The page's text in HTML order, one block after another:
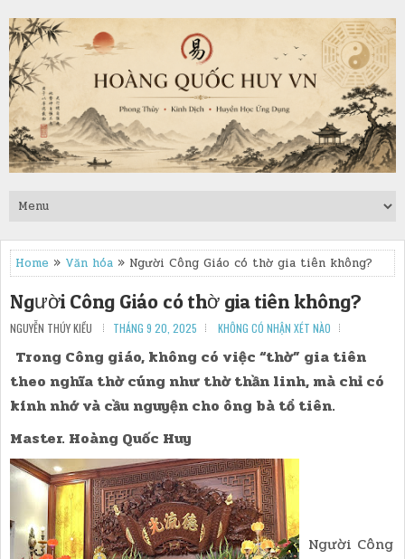
Home » Văn hóa » Người Công Giáo có thờ gia tiên không?
Người Công Giáo có thờ gia tiên không?
NGUYỄN THÚY KIỀU THÁNG 9 20, 2025 KHÔNG CÓ NHẬN XÉT NÀO
Trong Công giáo, không có việc “thờ” gia tiên
theo nghĩa thờ cúng như thờ thần linh, mà chỉ có
kính nhớ và cầu nguyện cho ông bà tổ tiên.
Master. Hoàng Quốc Huy
Người Công